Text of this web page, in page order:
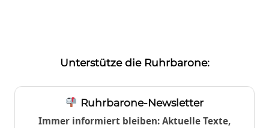
Unterstütze die Ruhrbarone:
Ruhrbarone-Newsletter
Immer informiert bleiben: Aktuelle Texte,